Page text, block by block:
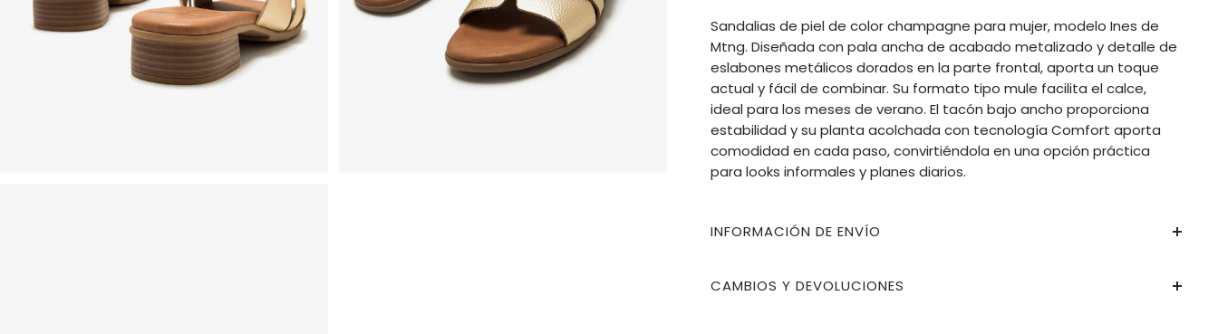
Sandalias de piel de color champagne para mujer, modelo Ines de
Mtng. Diseñada con pala ancha de acabado metalizado y detalle de
eslabones metálicos dorados en la parte frontal, aporta un toque
actual y fácil de combinar. Su formato tipo mule facilita el calce,
ideal para los meses de verano. El tacón bajo ancho proporciona
estabilidad y su planta acolchada con tecnología Comfort aporta
comodidad en cada paso, convirtiéndola en una opción práctica
para looks informales y planes diarios.
INFORMACIÓN DE ENVÍO
CAMBIOS Y DEVOLUCIONES